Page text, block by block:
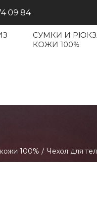
09 84
СУМКИ И
КОЖИ 100%
100% / Чехол для